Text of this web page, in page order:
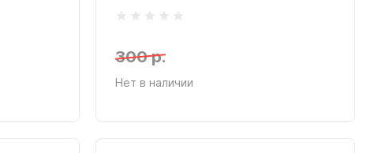
300 р.
Нет в наличии